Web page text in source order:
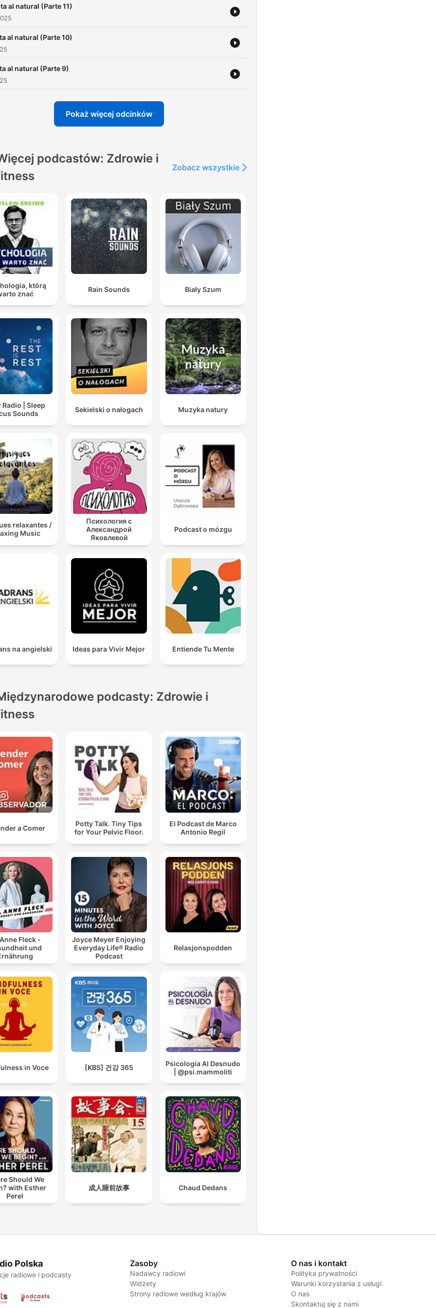
al natural (Parte 11)
al natural (Parte 10)
al natural (Parte 9)
Pokaż więcej odcinków
podcastów: Zdrowie i
Zobacz wszystkie
którą
znać
Rain Sounds Biały Szum
Radio | Sleep
Sounds
Sekielski o nałogach Muzyka natury
relaxantes /
Music
Психология с
Александрой
Яковлевой
Podcast o mózgu
na angielski Ideas para Vivir Mejor Entiende Tu Mente
podcasty: Zdrowie i
a Comer
Potty Talk. Tiny Tips
for Your Pelvic Floor.
El Podcast de Marco
Antonio Regil
Fleck -
und
Joyce Meyer Enjoying
Everyday Life® Radio
Podcast
Relasjonspodden
in Voce [KBS] 건강 365
Psicologia Al Desnudo
| @psi.mammoliti
Should We
with Esther
Perel
成人睡前故事 Chaud Dedans
Polska
radiowe i podcasty
Zasoby
Nadawcy radiowi
Widżety
Strony radiowe według krajów
O nas i kontakt
Polityka prywatności
Warunki korzystania z usługi
O nas
Skontaktuj się z nami